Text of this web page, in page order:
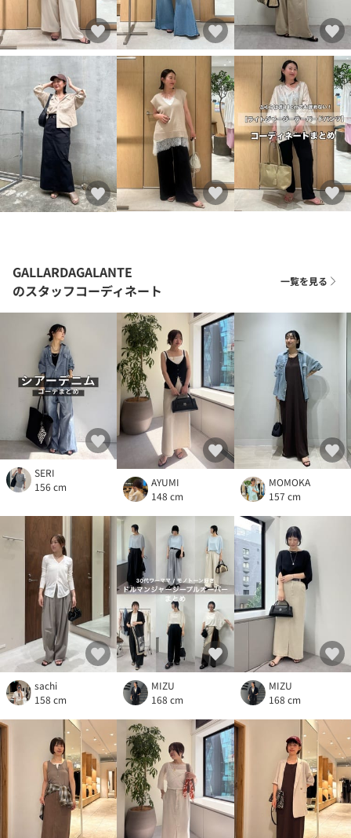
GALLARDAGALANTE
のスタッフコーディネート
一覧を見る
SERI
156 cm
AYUMI
148 cm
MOMOKA
157 cm
sachi
158 cm
MIZU
168 cm
MIZU
168 cm